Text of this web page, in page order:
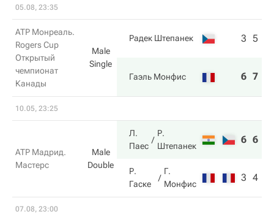
05.08, 23:35
ATP Монреаль.
Rogers Cup
Открытый
чемпионат
Канады
Male
Single
Радек Штепанек 3 5
Гаэль Монфис 6 7
10.05, 23:25
ATP Мадрид.
Мастерс
Male
Double
Л.
Паес
Р.
Штепанек
6 6
Р.
Гаске
Г.
Монфис
3 4
07.08, 23:00